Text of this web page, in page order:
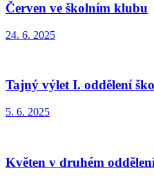
Červen ve školním klubu
24. 6. 2025
Tajný výlet I. oddělení
5. 6. 2025
Květen v druhém